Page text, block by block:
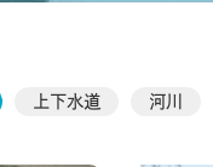
上下水道 河川